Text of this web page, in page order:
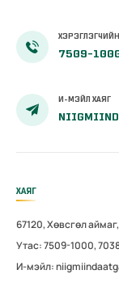
7509-
И-МЭЙЛ ХАЯГ
ХАЯГ
67120, Хөвсгөл
Утас: 7509-1000,
И-мэйл: